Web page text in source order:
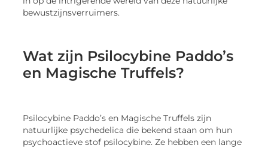
bewustzijnsverruimers.
Wat zijn Psilocybine Paddo’s
en Magische Truffels?
Psilocybine Paddo’s en Magische Truffels zijn
natuurlijke psychedelica die bekend staan om hun
psychoactieve stof psilocybine. Ze hebben een lange